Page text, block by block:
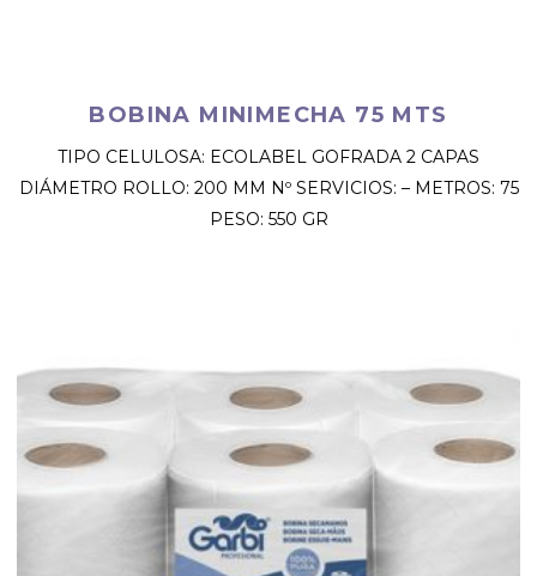
BOBINA MINIMECHA 75 MTS
TIPO CELULOSA: ECOLABEL GOFRADA 2 CAPAS
DIÁMETRO ROLLO: 200 MM Nº SERVICIOS: – METROS: 75
PESO: 550 GR